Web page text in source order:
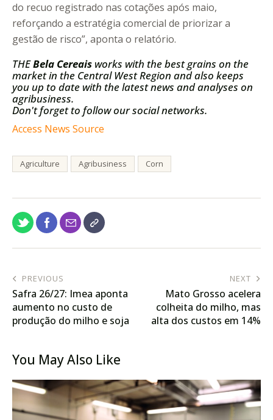
do recuo registrado nas cotações após maio,
reforçando a estratégia comercial de priorizar a
gestão de risco”, aponta o relatório.
THEBela Cereais works with the best grains on the
market in the Central West Region and also keeps
you up to date with the latest news and analyses on
agribusiness.
Don't forget to follow our social networks.
Access News Source
Agriculture Agribusiness Corn
PREVIOUS
Safra 26/27: Imea aponta
aumento no custo de
produção do milho e soja
NEXT
Mato Grosso acelera
colheita do milho, mas
alta dos custos em 14%
You May Also Like